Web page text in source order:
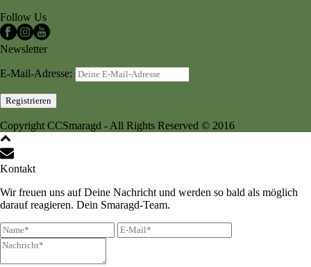
Follow Us
Newsletter
E-Mail-Adresse:
Copyright CCSmaragd - All Rights Reserved © 2016
Kontakt
Wir freuen uns auf Deine Nachricht und werden so bald als möglich
darauf reagieren. Dein Smaragd-Team.